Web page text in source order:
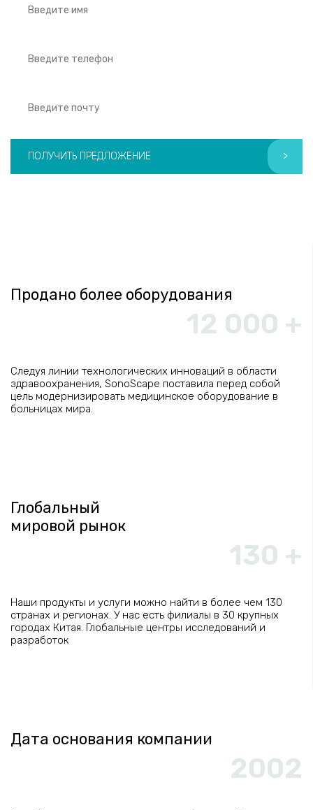
ПОЛУЧИТЬ ПРЕДЛОЖЕНИЕ >
Продано более оборудования
12 000 +
Следуя линии технологических инноваций в области
здравоохранения, SonoScape поставила перед собой
цель модернизировать медицинское оборудование в
больницах мира.
Глобальный
мировой рынок
130 +
Наши продукты и услуги можно найти в более чем 130
странах и регионах. У нас есть филиалы в 30 крупных
городах Китая. Глобальные центры исследований и
разработок
Дата основания компании
2002